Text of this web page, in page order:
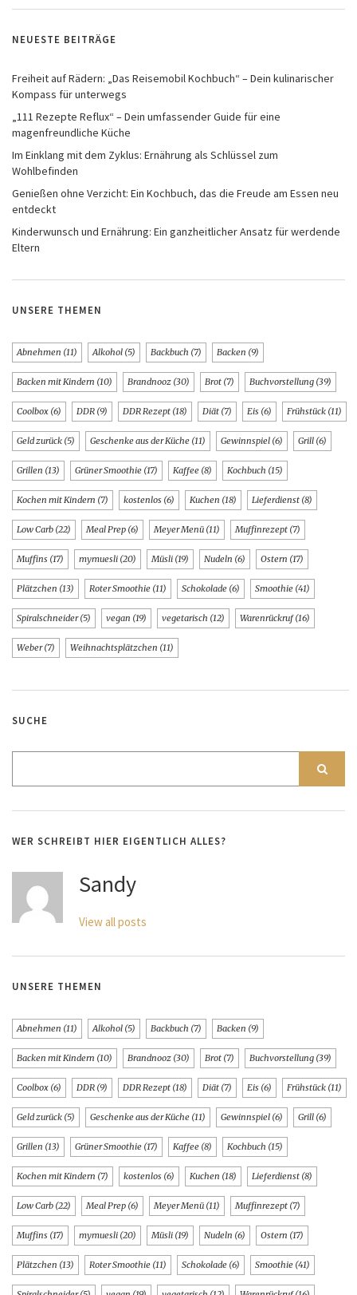
NEUESTE BEITRÄGE
Freiheit auf Rädern: „Das Reisemobil Kochbuch“ – Dein kulinarischer
Kompass für unterwegs
„111 Rezepte Reflux“ – Dein umfassender Guide für eine
magenfreundliche Küche
Im Einklang mit dem Zyklus: Ernährung als Schlüssel zum
Wohlbefinden
Genießen ohne Verzicht: Ein Kochbuch, das die Freude am Essen neu
entdeckt
Kinderwunsch und Ernährung: Ein ganzheitlicher Ansatz für werdende
Eltern
UNSERE THEMEN
Abnehmen (11) Alkohol (5) Backbuch (7) Backen (9)
Backen mit Kindern (10) Brandnooz (30) Brot (7) Buchvorstellung (39)
Coolbox (6) DDR (9) DDR Rezept (18) Diät (7) Eis (6) Frühstück (11)
Geld zurück (5) Geschenke aus der Küche (11) Gewinnspiel (6) Grill (6)
Grillen (13) Grüner Smoothie (17) Kaffee (8) Kochbuch (15)
Kochen mit Kindern (7) kostenlos (6) Kuchen (18) Lieferdienst (8)
Low Carb (22) Meal Prep (6) Meyer Menü (11) Muffinrezept (7)
Muffins (17) mymuesli (20) Müsli (19) Nudeln (6) Ostern (17)
Plätzchen (13) Roter Smoothie (11) Schokolade (6) Smoothie (41)
Spiralschneider(5) vegan (19) vegetarisch (12) Warenrückruf(16)
Weber(7) Weihnachtsplätzchen (11)
SUCHE
WER SCHREIBT HIER EIGENTLICH ALLES?
Sandy
View all posts
UNSERE THEMEN
Abnehmen (11) Alkohol (5) Backbuch (7) Backen (9)
Backen mit Kindern (10) Brandnooz (30) Brot (7) Buchvorstellung (39)
Coolbox (6) DDR (9) DDR Rezept (18) Diät (7) Eis (6) Frühstück (11)
Geld zurück (5) Geschenke aus der Küche (11) Gewinnspiel (6) Grill (6)
Grillen (13) Grüner Smoothie (17) Kaffee (8) Kochbuch (15)
Kochen mit Kindern (7) kostenlos (6) Kuchen (18) Lieferdienst (8)
Low Carb (22) Meal Prep (6) Meyer Menü (11) Muffinrezept (7)
Muffins (17) mymuesli (20) Müsli (19) Nudeln (6) Ostern (17)
Plätzchen (13) Roter Smoothie (11) Schokolade (6) Smoothie (41)